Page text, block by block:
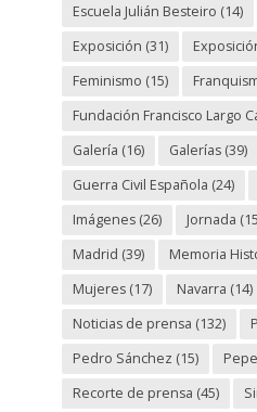
Escuela Julián Besteiro (14)
Exposición (31)
Feminismo (15)
Fundación Francisco Largo
Galería (16) Galerías(39)
Guerra Civil Española (24)
Imágenes(26) Jornada
Madrid (39) Memoria
Mujeres(17) Navarra (14)
Noticias de prensa (132)
Pedro Sánchez (15)
Recorte de prensa (45)